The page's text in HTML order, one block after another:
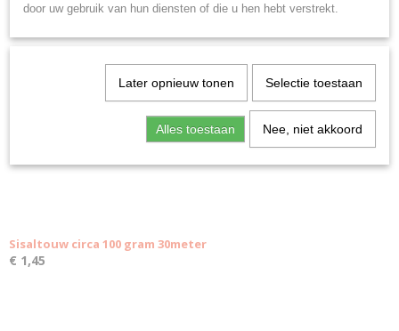
Sisaltouw circa 100 gram 30meter
€ 1,45
door uw gebruik van hun diensten of die u hen hebt verstrekt.
Later opnieuw tonen Selectie toestaan
Alles toestaan Nee, niet akkoord